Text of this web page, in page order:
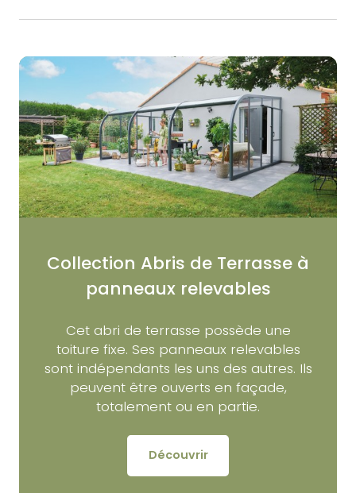
Collection Abris de Terrasse à
panneaux relevables
Cet abri de terrasse possède une
toiture fixe. Ses panneaux relevables
sont indépendants les uns des autres. Ils
peuvent être ouverts en façade,
totalement ou en partie.
Découvrir